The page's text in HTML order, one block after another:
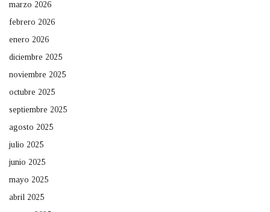
marzo 2026
febrero 2026
enero 2026
diciembre 2025
noviembre 2025
octubre 2025
septiembre 2025
agosto 2025
julio 2025
junio 2025
mayo 2025
abril 2025